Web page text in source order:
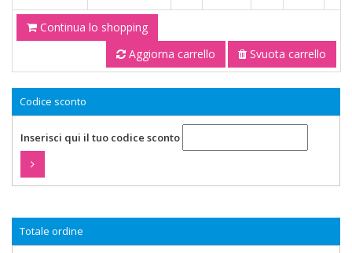
Continua lo shopping
Aggiorna carrello
Svuota carrello
Codice sconto
Inserisci qui il tuo codice sconto
Totale ordine